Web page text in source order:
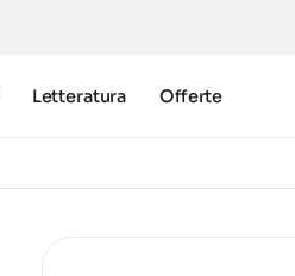
Letteratura Offerte